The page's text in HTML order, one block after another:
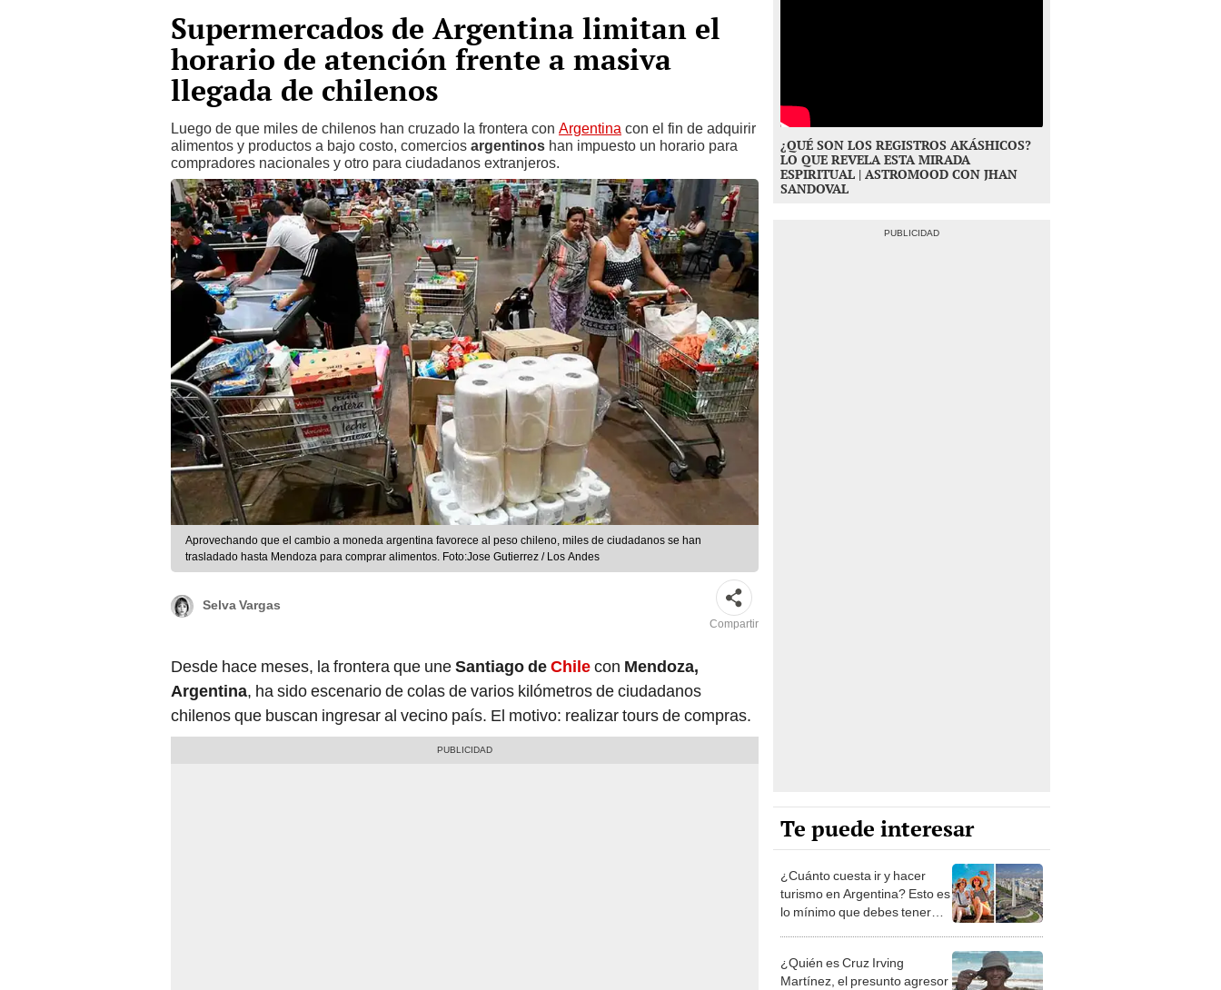
Supermercados de Argentina limitan el
horario de atención frente a masiva
llegada de chilenos
Luego de que miles de chilenos han cruzado la frontera con Argentina con el fin de adquirir
alimentos y productos a bajo costo, comercios argentinos han impuesto un horario para
compradores nacionales y otro para ciudadanos extranjeros.
Aprovechando que el cambio a moneda argentina favorece al peso chileno, miles de ciudadanos se han
trasladado hasta Mendoza para comprar alimentos. Foto:Jose Gutierrez / Los Andes
Selva Vargas
Compartir
Desde hace meses, la frontera que uneSantiago deChilecon Mendoza,
Argentina, ha sido escenario de colas de varios kilómetros de ciudadanos
chilenos que buscan ingresar al vecino país. El motivo: realizar tours de compras.
¿QUÉ SON LOS REGISTROS AKÁSHICOS?
LO QUE REVELA ESTA MIRADA
ESPIRITUAL | ASTROMOOD CON JHAN
SANDOVAL
Te puede interesar
¿Cuánto cuesta ir y hacer
turismo en Argentina? Esto es
lo mínimo que debes tener
¿Quién es Cruz Irving
Martínez, el presunto agresor